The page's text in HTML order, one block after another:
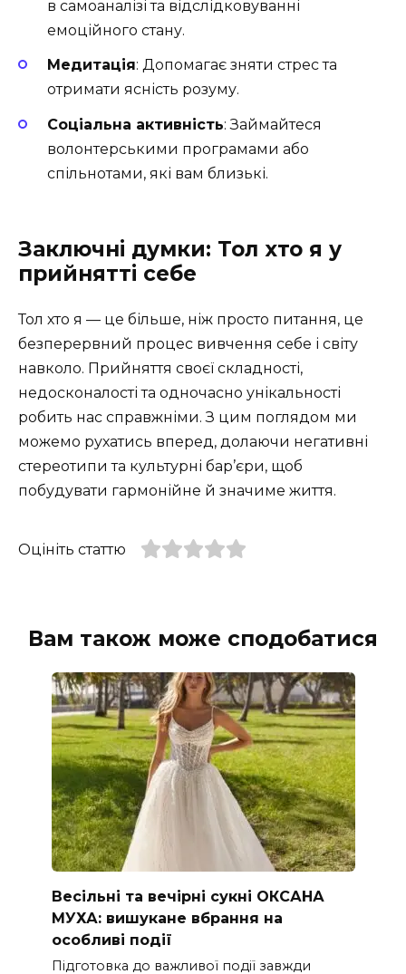
в самоаналізі та відслідковуванні
емоційного стану.
Медитація: Допомагає зняти стрес та
отримати ясність розуму.
Соціальна активність: Займайтеся
волонтерськими програмами або
спільнотами, які вам близькі.
Заключні думки: Тол хто я у
прийнятті себе
Тол хто я — це більше, ніж просто питання, це
безперервний процес вивчення себе і світу
навколо. Прийняття своєї складності,
недосконалості та одночасно унікальності
робить нас справжніми. З цим поглядом ми
можемо рухатись вперед, долаючи негативні
стереотипи та культурні бар’єри, щоб
побудувати гармонійне й значиме життя.
Оцініть статтю
Вам також може сподобатися
Весільні та вечірні сукні ОКСАНА
МУХА: вишукане вбрання на
особливі події
Підготовка до важливої події завжди